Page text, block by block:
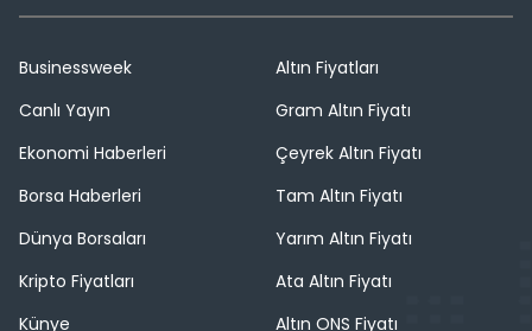
Businessweek
Canlı Yayın
Ekonomi Haberleri
Borsa Haberleri
Dünya Borsaları
Kripto Fiyatları
Künye
Altın Fiyatları
Gram Altın Fiyatı
Çeyrek Altın Fiyatı
Tam Altın Fiyatı
Yarım Altın Fiyatı
Ata Altın Fiyatı
Altın ONS Fiyatı